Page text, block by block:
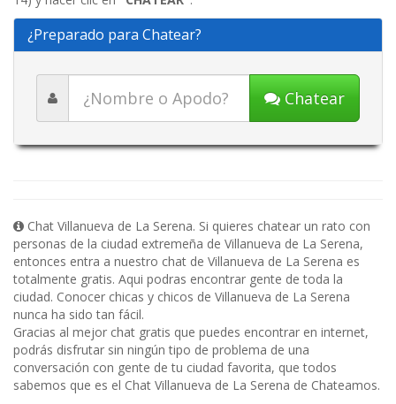
¿Preparado para Chatear?
Chatear
Chat Villanueva de La Serena. Si quieres chatear un rato con
personas de la ciudad extremeña de Villanueva de La Serena,
entonces entra a nuestro chat de Villanueva de La Serena es
totalmente gratis. Aqui podras encontrar gente de toda la
ciudad. Conocer chicas y chicos de Villanueva de La Serena
nunca ha sido tan fácil.
Gracias al mejor chat gratis que puedes encontrar en internet,
podrás disfrutar sin ningún tipo de problema de una
conversación con gente de tu ciudad favorita, que todos
sabemos que es el Chat Villanueva de La Serena de Chateamos.